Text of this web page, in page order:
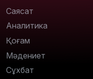
Саясат
Аналитика
Қоғам
Мәдениет
Сұхбат